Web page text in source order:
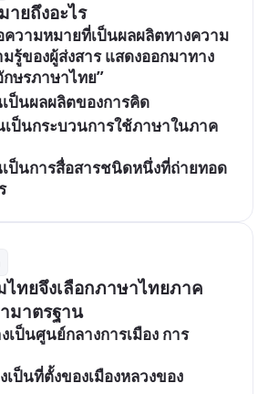
ายถึงอะไร
ความหมายที่เป็นผลผลิตทางความ
รู้ของผู้ส่งสาร แสดงออกมาทาง
ษรภาษาไทย”
ป็นผลผลิตของการคิด
เป็นกระบวนการใช้ภาษาในภาค
เป็นการสื่อสารชนิดหนึ่งที่ถ่ายทอด
ไทยจึงเลือกภาษาไทยภาค
มาตรฐาน
เป็นศูนย์กลางการเมือง การ
ป็นที่ตั้งของเมืองหลวงของ